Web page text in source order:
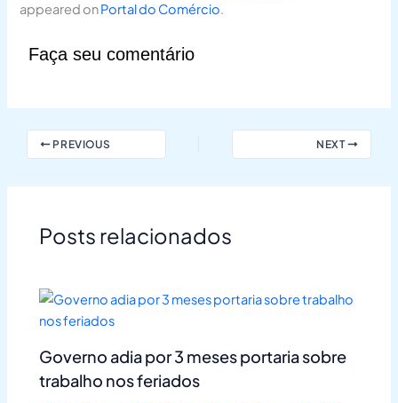
appeared onPortal do Comércio.
Faça seu comentário
PREVIOUS NEXT
Posts relacionados
Governo adia por 3 meses portaria sobre
trabalho nos feriados